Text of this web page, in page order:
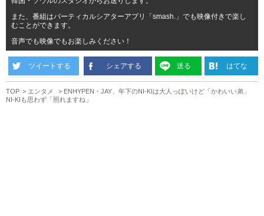
また、番組はバーティカルシアターアプリ「smash.」でも映像付きで楽し
むことができます。
音声でも映像でもお楽しみください！
ツイートする シェアする 送る はてな
TOP エンタメ
ENHYPEN・JAY、年下のNI-KIは大人っぽいけど「かわいい弟」
NI-KIも思わず「照れますね」